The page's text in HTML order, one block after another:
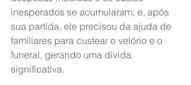
inesperados se acumularam, e, após
sua partida, ele precisou da ajuda de
familiares para custear o velório e o
funeral, gerando uma dívida
significativa.